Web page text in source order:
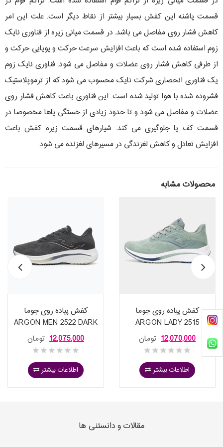
قسمت پاشنه این کفش بسیار بیشتر از نقاط دیگر است. علت این امر
کاهش فشار روی مفاصل می باشد. در قسمت میانی زیره از فناوری نایک
زوم استفاده شده است که باعث افزایش سرعت حرکت و پویایی حرکت و
از طرفی کاهش فشار روی عضلات و مفاصل می شود. فناوری نایک زوم
یک فناوری انحصاری شرکت نایک محسوب می شود که از ترموپلاستیک
فشروده شده با هوا تولید شده است. این فناوری باعث کاهش فشار روی
عضلات و مفاصل می شود و تا حدود زیادی از خستگی پاها مخصوصا در
قسمت کف پا جلوگیری می کند. شیارهای قسمت زیره کفش باعث
افزایش تعادل و کاهش لغزندگی در مسیرهای لغزنده می شود.
محصولات مشابه
کفش پیاده روی جوما
ARGON MEN 2522 DARK
GRAY
12,075,000
اطلاعات بیشتر
کفش پیاده روی جوما
ARGON LADY 2515
GREEN
12,070,000
اطلاعات بیشتر
مقالات و دانستنی ها